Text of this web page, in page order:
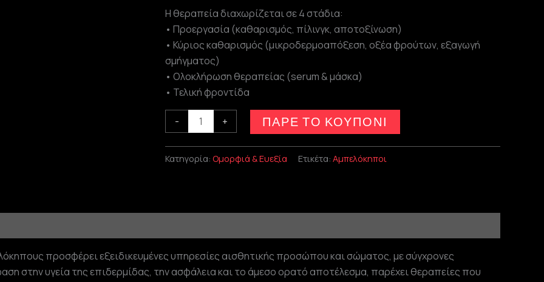
Η θεραπεία διαχωρίζεται σε 4 στάδια:
• Προεργασία (καθαρισμός, πίλινγκ, αποτοξίνωση)
• Κύριος καθαρισμός (μικροδερμοαπόξεση, οξέα φρούτων, εξαγωγή
σμήγματος)
• Ολοκλήρωση θεραπείας (serum & μάσκα)
• Τελική φροντίδα
- + ΠΑΡΕ ΤΟ ΚΟΥΠΟΝΙ
Κατηγορία: Ομορφιά & Ευεξία Ετικέτα: Αμπελόκηποι
προσφέρει εξειδικευμένες υπηρεσίες αισθητικής προσώπου και σώματος, με σύγχρονες
στην υγεία της επιδερμίδας, την ασφάλεια και το άμεσο ορατό αποτέλεσμα, παρέχει θεραπείες που